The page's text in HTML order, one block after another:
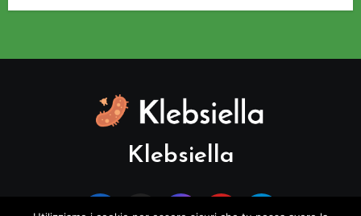
Klebsiella